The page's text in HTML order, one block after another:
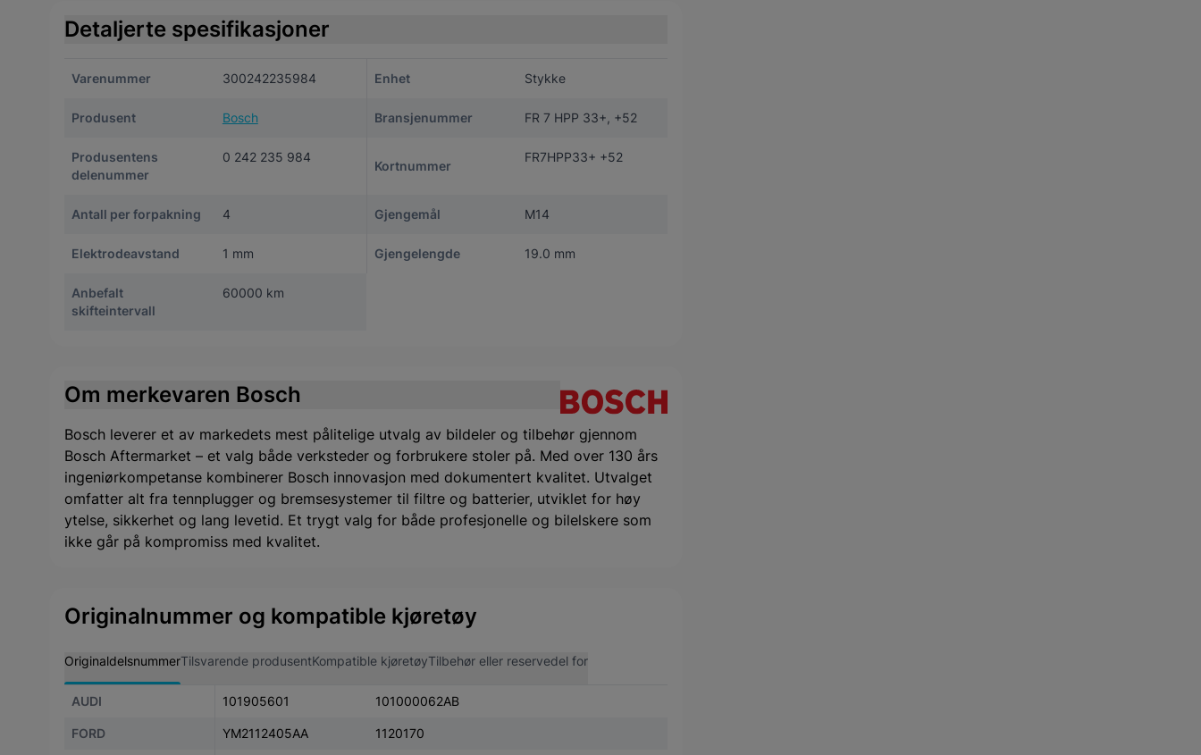
Detaljerte spesifikasjoner
Varenummer 300242235984 Enhet Stykke
Produsent Bosch Bransjenummer FR 7 HPP 33+, +52
Produsentens
delenummer
0 242 235 984
Kortnummer
FR7HPP33+ +52
Antall per forpakning 4 Gjengemål M14
Elektrodeavstand 1 mm Gjengelengde 19.0 mm
Anbefalt
skifteintervall
60000 km
Om merkevaren Bosch
Bosch leverer et av markedets mest pålitelige utvalg av bildeler og tilbehør gjennom
Bosch Aftermarket – et valg både verksteder og forbrukere stoler på. Med over 130 års
ingeniørkompetanse kombinerer Bosch innovasjon med dokumentert kvalitet. Utvalget
omfatter alt fra tennplugger og bremsesystemer til filtre og batterier, utviklet for høy
ytelse, sikkerhet og lang levetid. Et trygt valg for både profesjonelle og bilelskere som
ikke går på kompromiss med kvalitet.
Originalnummer og kompatible kjøretøy
OriginaldelsnummerTilsvarende produsentKompatible kjøretøyTilbehør eller reservedel for
AUDI 101905601 101000062AB
FORD YM2112405AA 1120170